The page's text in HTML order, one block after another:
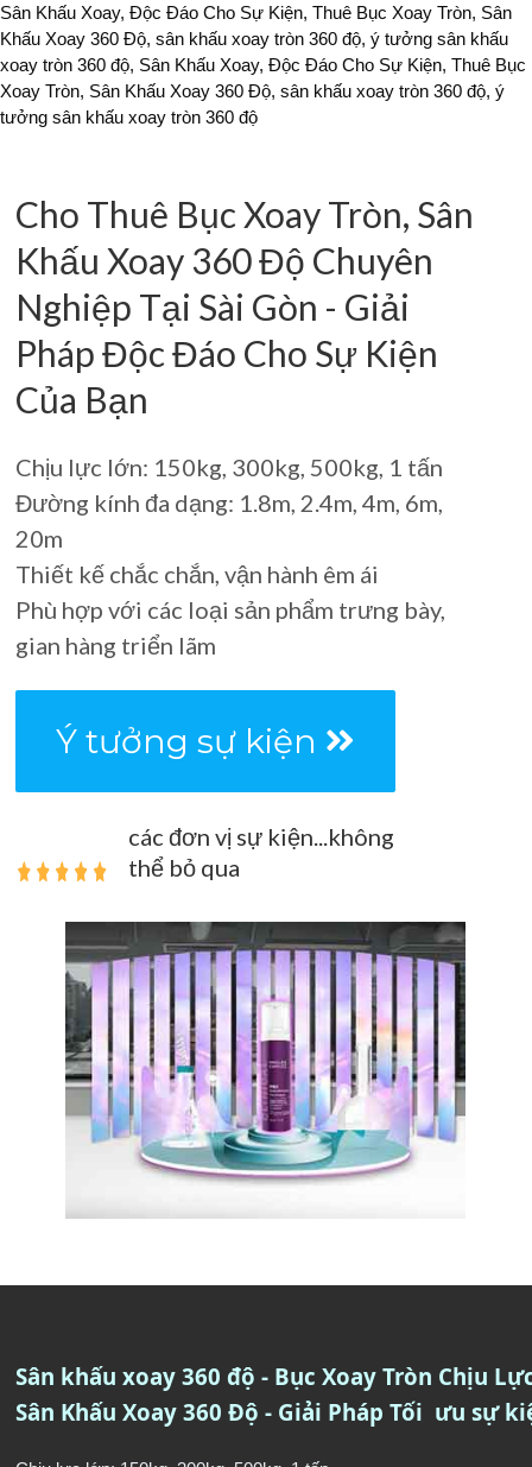
Sân Khấu Xoay, Độc Đáo Cho Sự Kiện, Thuê Bục Xoay Tròn, Sân
Khấu Xoay 360 Độ, sân khấu xoay tròn 360 độ, ý tưởng sân khấu
xoay tròn 360 độ, Sân Khấu Xoay, Độc Đáo Cho Sự Kiện, Thuê Bục
Xoay Tròn, Sân Khấu Xoay 360 Độ, sân khấu xoay tròn 360 độ, ý
tưởng sân khấu xoay tròn 360 độ
Cho Thuê Bục Xoay Tròn, Sân
Khấu Xoay 360 Độ Chuyên
Nghiệp Tại Sài Gòn - Giải
Pháp Độc Đáo Cho Sự Kiện
Của Bạn
Chịu lực lớn: 150kg, 300kg, 500kg, 1 tấn
Đường kính đa dạng: 1.8m, 2.4m, 4m, 6m,
20m
Thiết kế chắc chắn, vận hành êm ái
Phù hợp với các loại sản phẩm trưng bày,
gian hàng triển lãm
Ý tưởng sự kiện
các đơn vị sự kiện...không
thể bỏ qua
Sân khấu xoay 360 độ - Bục Xoay Tròn Chịu
Sân Khấu Xoay 360 Độ - Giải Pháp Tối ưu sự